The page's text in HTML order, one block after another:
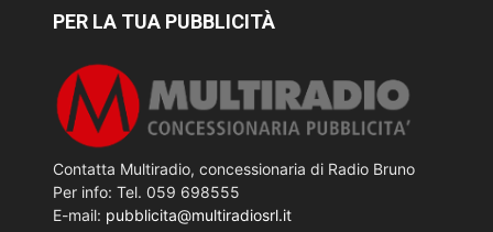
PER LA TUA PUBBLICITÀ
Contatta Multiradio, concessionaria di Radio Bruno
Per info: Tel. 059 698555
E-mail: pubblicita@multiradiosrl.it